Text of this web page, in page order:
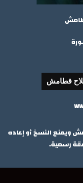
قطامش
النسخ أو إعاده
رسمية.